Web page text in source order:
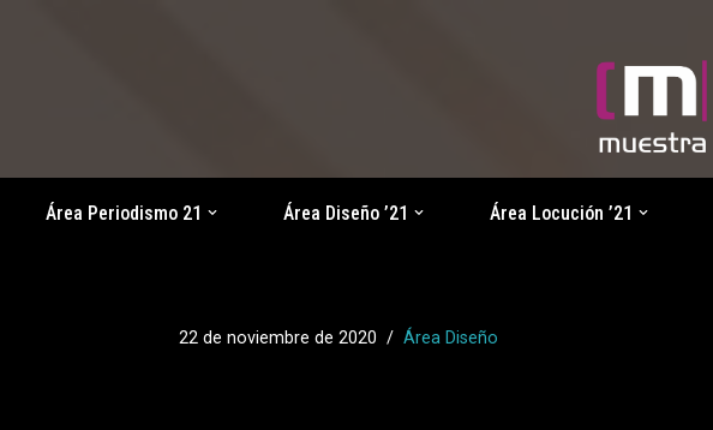
Área Periodismo 21 Área Diseño ’21 Área Locución ’21
22 de noviembre de 2020 Área Diseño